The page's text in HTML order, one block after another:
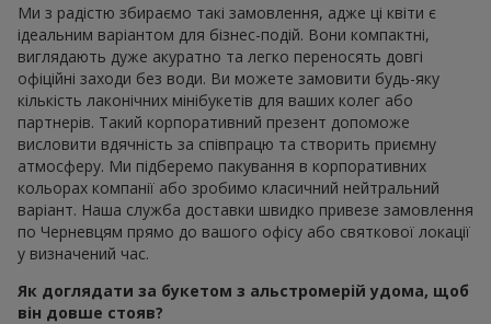
Ми з радістю збираємо такі замовлення, адже ці квіти є
ідеальним варіантом для бізнес-подій. Вони компактні,
виглядають дуже акуратно та легко переносять довгі
офіційні заходи без води. Ви можете замовити будь-яку
кількість лаконічних мінібукетів для ваших колег або
партнерів. Такий корпоративний презент допоможе
висловити вдячність за співпрацю та створить приємну
атмосферу. Ми підберемо пакування в корпоративних
кольорах компанії або зробимо класичний нейтральний
варіант. Наша служба доставки швидко привезе замовлення
по Черневцям прямо до вашого офісу або святкової локації
у визначений час.
Як доглядати за букетом з альстромерій удома, щоб
він довше стояв?